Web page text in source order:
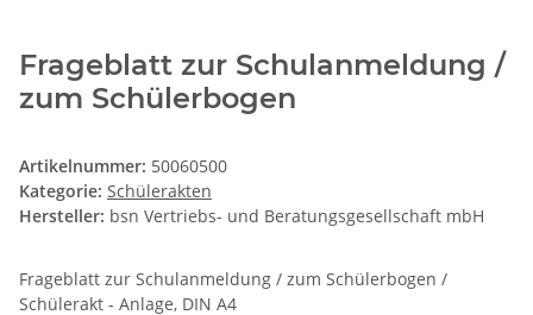
Frageblatt zur Schulanmeldung /
zum Schülerbogen
Artikelnummer: 50060500
Kategorie: Schülerakten
Hersteller: bsn Vertriebs- und Beratungsgesellschaft mbH
Frageblatt zur Schulanmeldung / zum Schülerbogen /
Schülerakt - Anlage, DIN A4